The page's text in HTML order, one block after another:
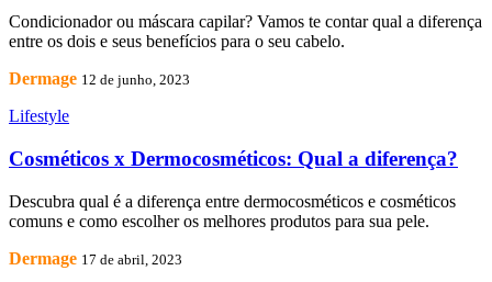
Condicionador ou máscara capilar? Vamos te contar qual a diferença
entre os dois e seus benefícios para o seu cabelo.
Dermage 12 de junho, 2023
Lifestyle
Cosméticos x Dermocosméticos: Qual a diferença?
Descubra qual é a diferença entre dermocosméticos e cosméticos
comuns e como escolher os melhores produtos para sua pele.
Dermage 17 de abril, 2023